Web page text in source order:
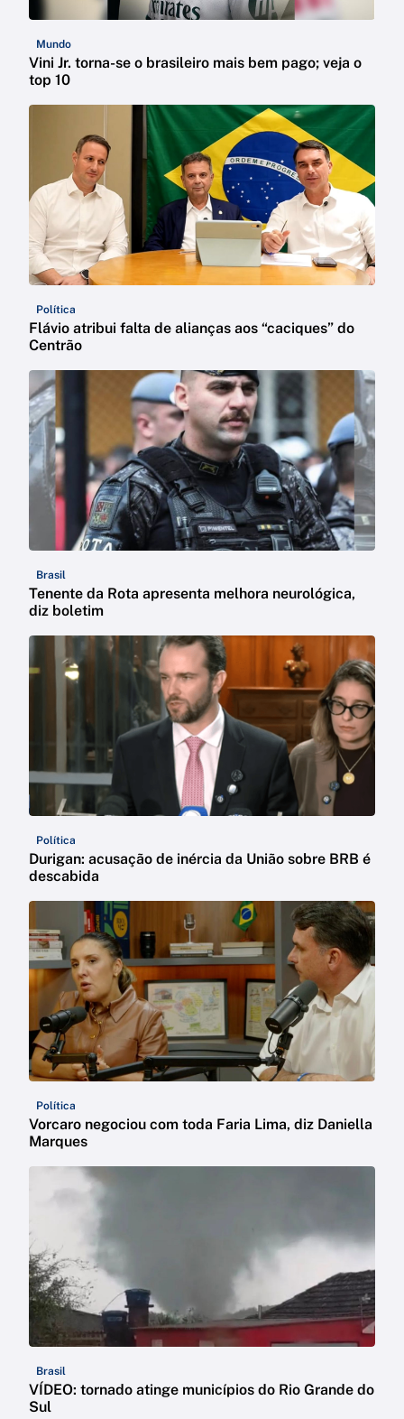
Mundo
Vini Jr. torna-se o brasileiro mais bem pago; veja o
top 10
Política
Flávio atribui falta de alianças aos “caciques” do
Centrão
Brasil
Tenente da Rota apresenta melhora neurológica,
diz boletim
Política
Durigan: acusação de inércia da União sobre BRB é
descabida
Política
Vorcaro negociou com toda Faria Lima, diz Daniella
Marques
Brasil
VÍDEO: tornado atinge municípios do Rio Grande do
Sul